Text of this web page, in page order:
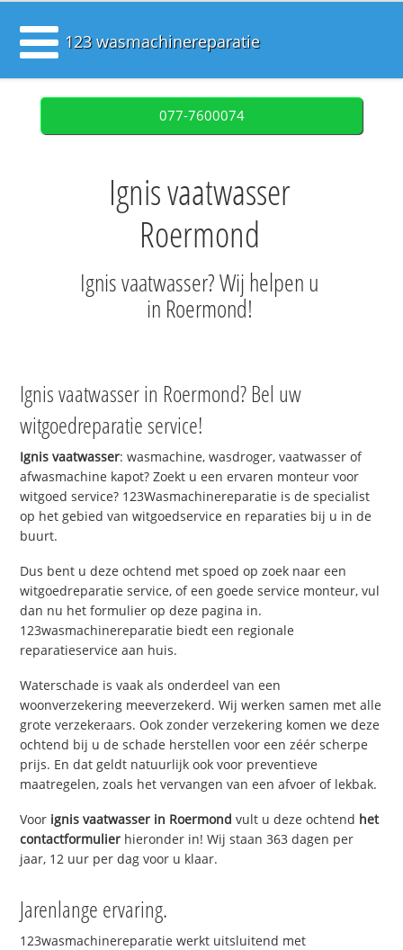
123 wasmachinereparatie
077-7600074
Ignis vaatwasser
Roermond
Ignis vaatwasser? Wij helpen u
in Roermond!
Ignis vaatwasser in Roermond? Bel uw
witgoedreparatie service!
Ignis vaatwasser: wasmachine, wasdroger, vaatwasser of
afwasmachine kapot? Zoekt u een ervaren monteur voor
witgoed service? 123Wasmachinereparatie is de specialist
op het gebied van witgoedservice en reparaties bij u in de
buurt.
Dus bent u deze ochtend met spoed op zoek naar een
witgoedreparatie service, of een goede service monteur, vul
dan nu het formulier op deze pagina in.
123wasmachinereparatie biedt een regionale
reparatieservice aan huis.
Waterschade is vaak als onderdeel van een
woonverzekering meeverzekerd. Wij werken samen met alle
grote verzekeraars. Ook zonder verzekering komen we deze
ochtend bij u de schade herstellen voor een zéér scherpe
prijs. En dat geldt natuurlijk ook voor preventieve
maatregelen, zoals het vervangen van een afvoer of lekbak.
Voor ignis vaatwasser in Roermond vult u deze ochtend het
contactformulier hieronder in! Wij staan 363 dagen per
jaar, 12 uur per dag voor u klaar.
Jarenlange ervaring.
123wasmachinereparatie werkt uitsluitend met